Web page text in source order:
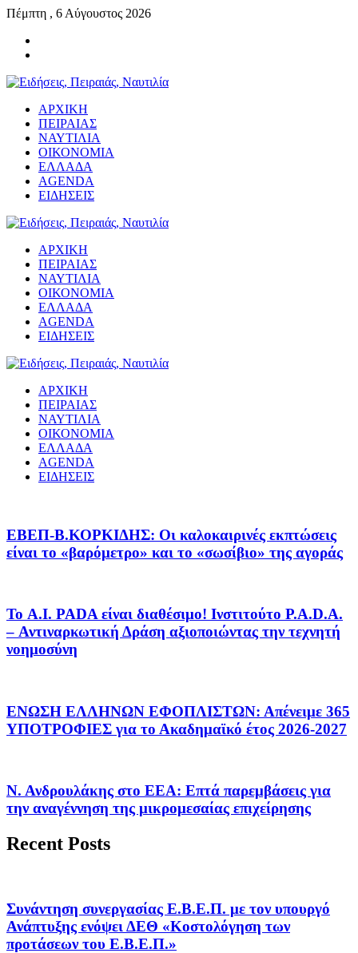
Πέμπτη , 6 Αύγουστος 2026
ΑΡΧΙΚΗ
ΠΕΙΡΑΙΑΣ
ΝΑΥΤΙΛΙΑ
ΟΙΚΟΝΟΜΙΑ
ΕΛΛΑΔΑ
AGENDA
ΕΙΔΗΣΕΙΣ
ΑΡΧΙΚΗ
ΠΕΙΡΑΙΑΣ
ΝΑΥΤΙΛΙΑ
ΟΙΚΟΝΟΜΙΑ
ΕΛΛΑΔΑ
AGENDA
ΕΙΔΗΣΕΙΣ
ΑΡΧΙΚΗ
ΠΕΙΡΑΙΑΣ
ΝΑΥΤΙΛΙΑ
ΟΙΚΟΝΟΜΙΑ
ΕΛΛΑΔΑ
AGENDA
ΕΙΔΗΣΕΙΣ
EΒΕΠ-Β.ΚΟΡΚΙΔΗΣ: Οι καλοκαιρινές εκπτώσεις
είναι το «βαρόμετρο» και το «σωσίβιο» της αγοράς
Το A.I. PADA είναι διαθέσιμο! Ινστιτούτο P.A.D.A.
– Αντιναρκωτική Δράση αξιοποιώντας την τεχνητή
νοημοσύνη
ΕΝΩΣΗ ΕΛΛΗΝΩΝ ΕΦΟΠΛΙΣΤΩΝ: Απένειμε 365
ΥΠΟΤΡΟΦΙΕΣ για το Ακαδημαϊκό έτος 2026-2027
Ν. Ανδρουλάκης στο ΕΕΑ: Επτά παρεμβάσεις για
την αναγέννηση της μικρομεσαίας επιχείρησης
Recent Posts
Συνάντηση συνεργασίας Ε.Β.Ε.Π. με τον υπουργό
Ανάπτυξης ενόψει ΔΕΘ «Κοστολόγηση των
προτάσεων του Ε.Β.Ε.Π.»